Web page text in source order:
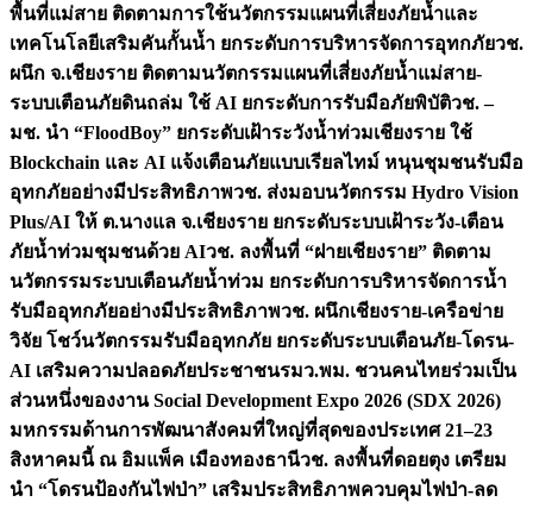
พื้นที่แม่สาย ติดตามการใช้นวัตกรรมแผนที่เสี่ยงภัยน้ำและ
เทคโนโลยีเสริมคันกั้นน้ำ ยกระดับการบริหารจัดการอุทกภัยวช.
ผนึก จ.เชียงราย ติดตามนวัตกรรมแผนที่เสี่ยงภัยน้ำแม่สาย-
ระบบเตือนภัยดินถล่ม ใช้ AI ยกระดับการรับมือภัยพิบัติวช. –
มช. นำ “FloodBoy” ยกระดับเฝ้าระวังน้ำท่วมเชียงราย ใช้
Blockchain และ AI แจ้งเตือนภัยแบบเรียลไทม์ หนุนชุมชนรับมือ
อุทกภัยอย่างมีประสิทธิภาพวช. ส่งมอบนวัตกรรม Hydro Vision
Plus/AI ให้ ต.นางแล จ.เชียงราย ยกระดับระบบเฝ้าระวัง-เตือน
ภัยน้ำท่วมชุมชนด้วย AIวช. ลงพื้นที่ “ฝายเชียงราย” ติดตาม
นวัตกรรมระบบเตือนภัยน้ำท่วม ยกระดับการบริหารจัดการน้ำ
รับมืออุทกภัยอย่างมีประสิทธิภาพวช. ผนึกเชียงราย-เครือข่าย
วิจัย โชว์นวัตกรรมรับมืออุทกภัย ยกระดับระบบเตือนภัย-โดรน-
AI เสริมความปลอดภัยประชาชนรมว.พม. ชวนคนไทยร่วมเป็น
ส่วนหนึ่งของงาน Social Development Expo 2026 (SDX 2026)
มหกรรมด้านการพัฒนาสังคมที่ใหญ่ที่สุดของประเทศ 21–23
สิงหาคมนี้ ณ อิมแพ็ค เมืองทองธานีวช. ลงพื้นที่ดอยตุง เตรียม
นำ “โดรนป้องกันไฟป่า” เสริมประสิทธิภาพควบคุมไฟป่า-ลด